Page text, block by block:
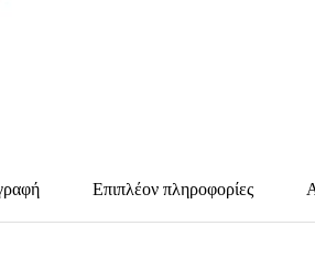
Επιπλέον πληροφορίες